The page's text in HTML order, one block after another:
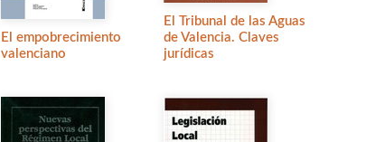
El empobrecimiento
valenciano
El Tribunal de las Aguas
de Valencia. Claves
jurídicas